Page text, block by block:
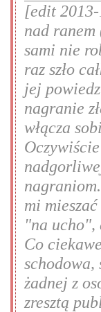
[edit
nad
sami nie
raz szło
jej
nagranie
włącza
mi
"na ucho",
Co
schodowa,
żadnej z
zresztą